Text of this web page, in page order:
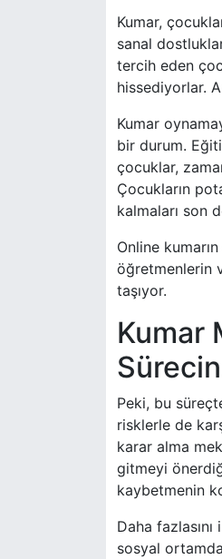
Kumar,
sanal
tercih eden
hissediyorlar.
Kumar
bir durum.
çocuklar,
Çocukların
kalmaları son
Online
öğretmenlerin
taşıyor.
Kumar
Peki, bu
risklerle de
karar alma
gitmeyi
kaybetmenin
Daha
sosyal